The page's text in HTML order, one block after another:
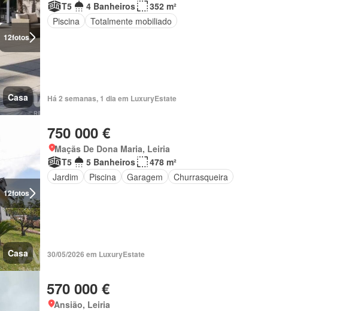
12fotos
Casa
T5
4 Banheiros
352 m²
Piscina
Totalmente mobiliado
Há 2 semanas, 1 dia em LuxuryEstate
12fotos
Casa
750 000 €
Maçãs De Dona Maria, Leiria
T5
5 Banheiros
478 m²
Jardim
Piscina Garagem Churrasqueira
30/05/2026 em LuxuryEstate
570 000 €
Ansião, Leiria